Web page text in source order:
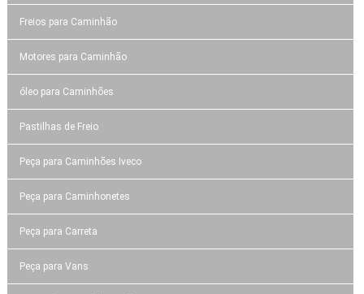
Freios para Caminhão
Motores para Caminhão
óleo para Caminhões
Pastilhas de Freio
Peça para Caminhões Iveco
Peça para Caminhonetes
Peça para Carreta
Peça para Vans